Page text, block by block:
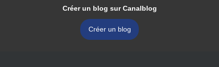
Créer un blog sur Canalblog
Créer un blog